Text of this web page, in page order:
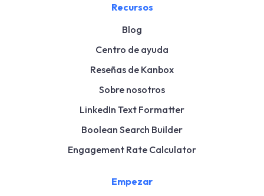
Recursos
Blog
Centro de ayuda
Reseñas de Kanbox
Sobre nosotros
LinkedIn Text Formatter
Boolean Search Builder
Engagement Rate Calculator
Empezar